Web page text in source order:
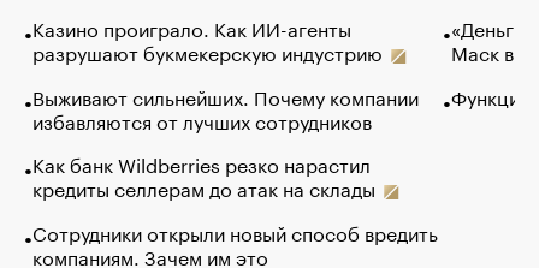
Казино проиграло. Как ИИ-агенты
разрушают букмекерскую индустрию
Выживают сильнейших. Почему компании
избавляются от лучших сотрудников
Как банк Wildberries резко нарастил
кредиты селлерам до атак на склады
Сотрудники открыли новый способ вредить
компаниям. Зачем им это
«Деньги
Маск в
Функции